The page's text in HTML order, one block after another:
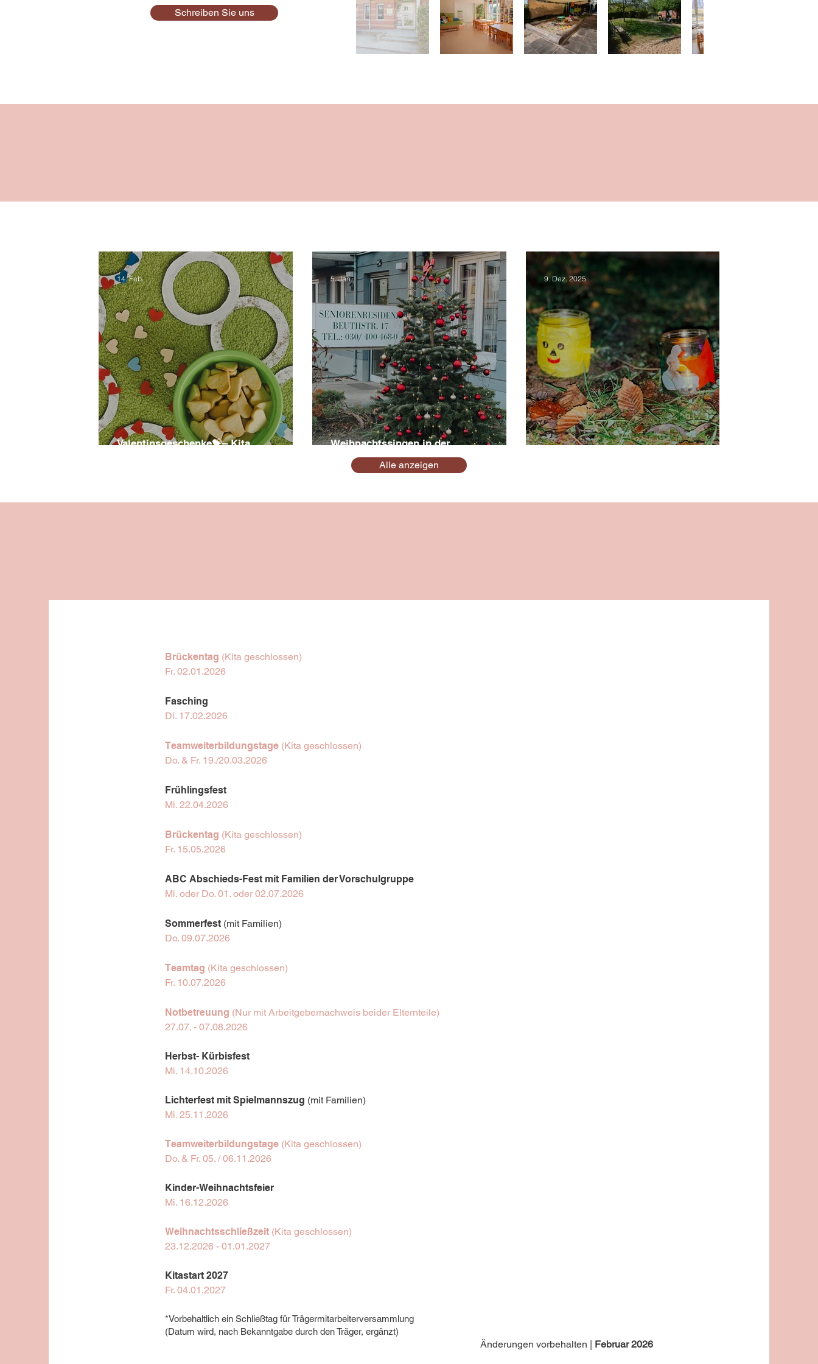
Schreiben Sie uns
Valentinsgeschenke💝– Kita
14. Feb.
Weihnachtssingen in der
Seniorenresidenz - Kita Schillerwiese
5. Jan. 9. Dez. 2025
Alle anzeigen
Brückentag (Kita geschlossen)
Fr. 02.01.2026
Fasching
Di. 17.02.2026
Teamweiterbildungstage (Kita geschlossen)
Do. & Fr. 19./20.03.2026
Frühlingsfest
Mi. 22.04.2026
Brückentag (Kita geschlossen)
Fr. 15.05.2026
ABC Abschieds-Fest mit Familien der Vorschulgruppe
Mi. oder Do. 01. oder 02.07.2026
Sommerfest (mit Familien)
Do. 09.07.2026
Teamtag (Kita geschlossen)
Fr. 10.07.2026
Notbetreuung (Nur mit Arbeitgebernachweis beider Elternteile)
27.07. - 07.08.2026
Herbst- Kürbisfest
Mi. 14.10.2026
Lichterfest mit Spielmannszug (mit Familien)
Mi. 25.11.2026
Teamweiterbildungstage (Kita geschlossen)
Do. & Fr. 05. / 06.11.2026
Kinder-Weihnachtsfeier
Mi. 16.12.2026
Weihnachtsschließzeit (Kita geschlossen)
23.12.2026 - 01.01.2027
Kitastart 2027
Fr. 04.01.2027
*Vorbehaltlich ein Schließtag für Trägermitarbeiterversammlung
(Datum wird, nach Bekanntgabe durch den Träger, ergänzt)
Änderungen vorbehalten | Februar 2026